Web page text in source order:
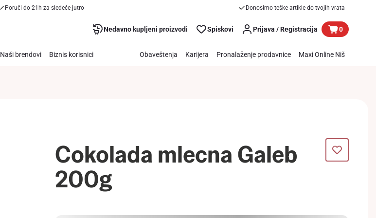
Poruči do 21h za sledeće jutro Donosimo teške artikle do tvojih vrata
Nedavno kupljeni proizvodi Spiskovi Prijava / Registracija 0
Naši brendovi Biznis korisnici Obaveštenja Karijera Pronalaženje prodavnice Maxi Online Niš
Cokolada mlecna Galeb
200g